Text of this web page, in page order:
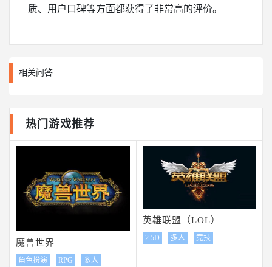
质、用户口碑等方面都获得了非常高的评价。
相关问答
热门游戏推荐
魔兽世界
角色扮演 RPG 多人
英雄联盟（LOL）
2.5D 多人 竞技